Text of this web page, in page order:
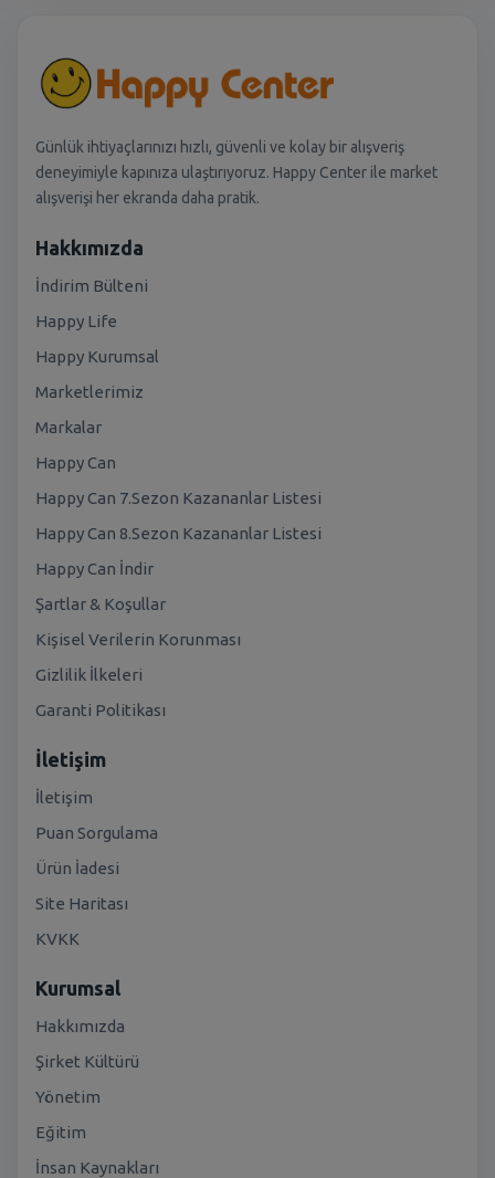
Günlük ihtiyaçlarınızı hızlı, güvenli ve kolay bir alışveriş
deneyimiyle kapınıza ulaştırıyoruz. Happy Center ile market
alışverişi her ekranda daha pratik.
Hakkımızda
İndirim Bülteni
Happy Life
Happy Kurumsal
Marketlerimiz
Markalar
Happy Can
Happy Can 7.Sezon Kazananlar Listesi
Happy Can 8.Sezon Kazananlar Listesi
Happy Can İndir
Şartlar & Koşullar
Kişisel Verilerin Korunması
Gizlilik İlkeleri
Garanti Politikası
İletişim
İletişim
Puan Sorgulama
Ürün İadesi
Site Haritası
KVKK
Kurumsal
Hakkımızda
Şirket Kültürü
Yönetim
Eğitim
İnsan Kaynakları